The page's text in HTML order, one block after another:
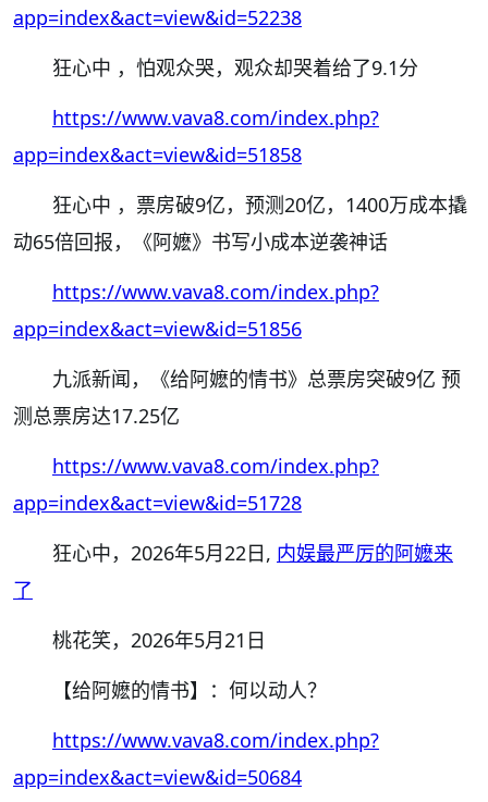
app=index&act=view&id=52238
狂心中 ，怕观众哭，观众却哭着给了9.1分
https://www.vava8.com/index.php?
app=index&act=view&id=51858
狂心中 ，票房破9亿，预测20亿，1400万成本撬
动65倍回报，《阿嬷》书写小成本逆袭神话
https://www.vava8.com/index.php?
app=index&act=view&id=51856
九派新闻，《给阿嬷的情书》总票房突破9亿 预
测总票房达17.25亿
https://www.vava8.com/index.php?
app=index&act=view&id=51728
狂心中， 2026年5月22日, 内娱最严厉的阿嬷来
了
桃花笑， 2026年5月21 日
【给阿嬷的情书】：何以动人？
https://www.vava8.com/index.php?
app=index&act=view&id=50684